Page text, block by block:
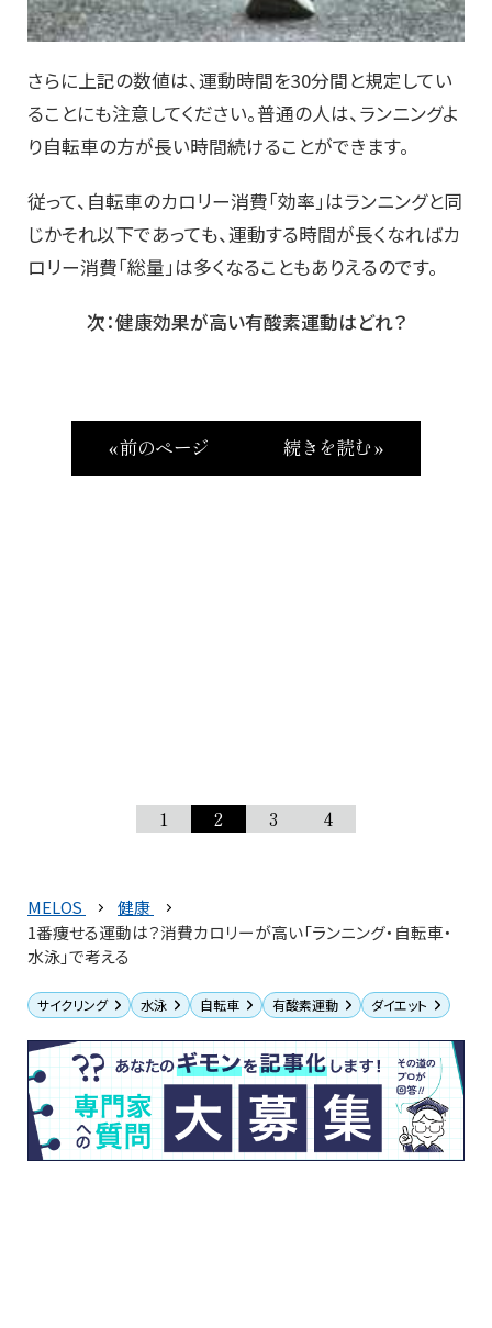
さらに上記の数値は、運動時間を30分間と規定してい
ることにも注意してください。普通の人は、ランニングよ
り自転車の方が長い時間続けることができます。
従って、自転車のカロリー消費「効率」はランニングと同
じかそれ以下であっても、運動する時間が長くなればカ
ロリー消費「総量」は多くなることもありえるのです。
次：健康効果が高い有酸素運動はどれ？
« 前のページ 続きを読む »
1 2 3 4
MELOS
健康
1番痩せる運動は？消費カロリーが高い「ランニング・自転車・
水泳」で考える
サイクリング 水泳 自転車 有酸素運動 ダイエット